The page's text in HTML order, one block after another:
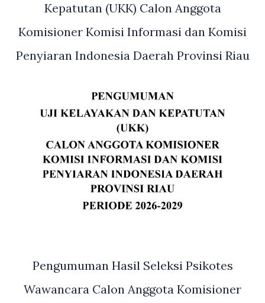
Kepatutan (UKK) Calon Anggota
Komisioner Komisi Informasi dan Komisi
Penyiaran Indonesia Daerah Provinsi Riau
Pengumuman Hasil Seleksi Psikotes
Wawancara Calon Anggota Komisioner